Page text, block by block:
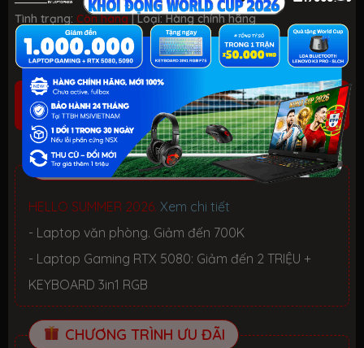
Tình trạng: Còn hàng | Loại:Hàng chính hãng
999.990.000₫ (Đã có VAT)
CÒN HÀNG
(Vui lòng liên hệ trực tiếp)
ƯU ĐÃI TỐT NHẤT TRONG NĂM
HELLO SUMMER 2026. Xem chi tiết
- Laptop văn phòng. Giảm đến 700K
- Laptop Gaming RTX 5080: Giảm đến 2 TRIỆU +
KEYBOARD 3in1 RGB
CHƯƠNG TRÌNH ƯU ĐÃI